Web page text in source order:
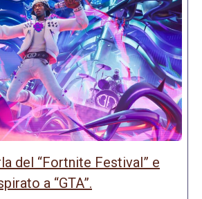
del “Fortnite Festival” e
a “GTA”.